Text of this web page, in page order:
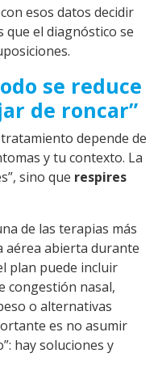
esos datos decidir
que el diagnóstico se
se reduce
de roncar”
depende de
y tu contexto. La
sino que respires
de las terapias más
aérea abierta durante
plan puede incluir
congestión nasal,
o alternativas
es no asumir
hay soluciones y